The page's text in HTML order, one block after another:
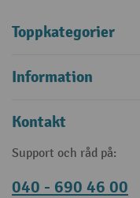
Toppkategorier
Information
Kontakt
Support och råd på:
040 - 690 46 00